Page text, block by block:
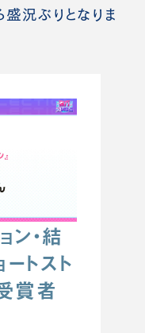
況ぶりとなりま
ン・結
トスト
賞者